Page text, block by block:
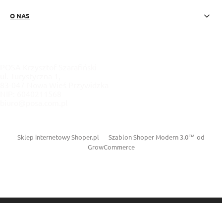
O NAS
Sklep internetowy Shoper.pl Szablon Shoper Modern 3.0™ od
GrowCommerce